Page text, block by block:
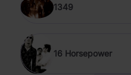
1349
16 Horsepower